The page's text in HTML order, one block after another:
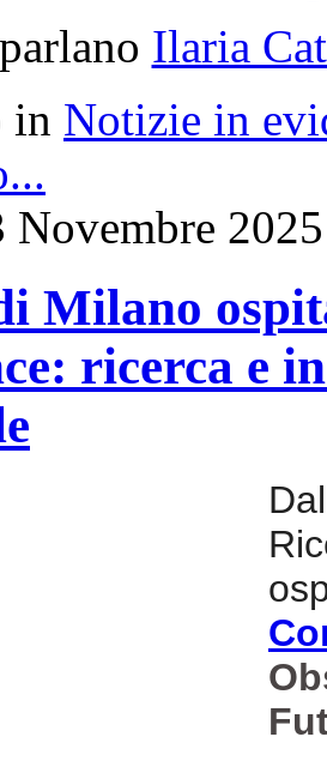
Ilaria
in Notizie in
Novembre
Milano
ricerca e